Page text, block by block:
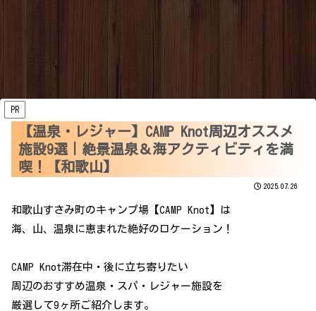
PR
【温泉・レジャー】CAMP Knot周辺オススメ
施設9選｜絶景温泉＆海アクティビティを満
喫！【和歌山】
2025.07.26
和歌山すさみ町のキャンプ場【CAMP Knot】は
海、山、温泉に恵まれた絶好のロケーション！
CAMP Knot滞在中・後に立ち寄りたい
周辺のおすすめ温泉・スパ・レジャー施設を
厳選して9ヶ所ご紹介します。